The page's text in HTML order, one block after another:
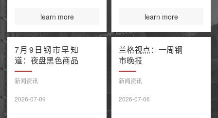
learn more learn more
7月9日钢市早知
道：夜盘黑色商品
整体收涨 原油大
涨引爆全球债市抛
忘录“已终结”
新闻资讯
2026-07-09
兰格视点：一周钢
市晚报
新闻资讯
2026-07-06